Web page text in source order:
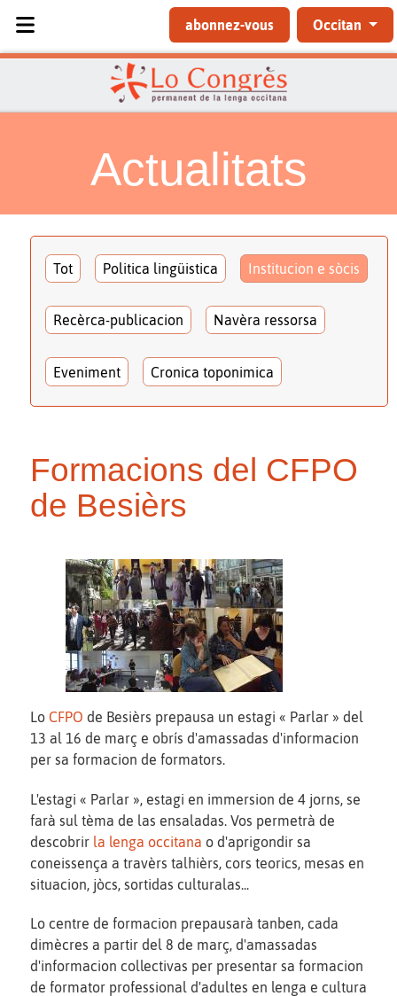
abonnez-vous Occitan
Actualitats
Tot Politica lingüistica Institucion e sòcis
Recèrca-publicacion Navèra ressorsa
Eveniment Cronica toponimica
Formacions del CFPO
de Besièrs
Lo CFPO de Besièrs prepausa un estagi « Parlar » del
13 al 16 de març e obrís d'amassadas d'informacion
per sa formacion de formators.
L'estagi « Parlar », estagi en immersion de 4 jorns, se
farà sul tèma de las ensaladas. Vos permetrà de
descobrir la lenga occitana o d'aprigondir sa
coneissença a travèrs talhièrs, cors teorics, mesas en
situacion, jòcs, sortidas culturalas...
Lo centre de formacion prepausarà tanben, cada
dimècres a partir del 8 de març, d'amassadas
d'informacion collectivas per presentar sa formacion
de formator professional d'adultes en lenga e cultura